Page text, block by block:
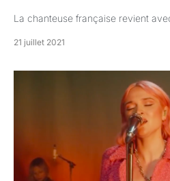
La chanteuse française revient
21 juillet 2021